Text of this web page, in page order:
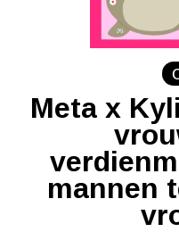
Meta x
mannen